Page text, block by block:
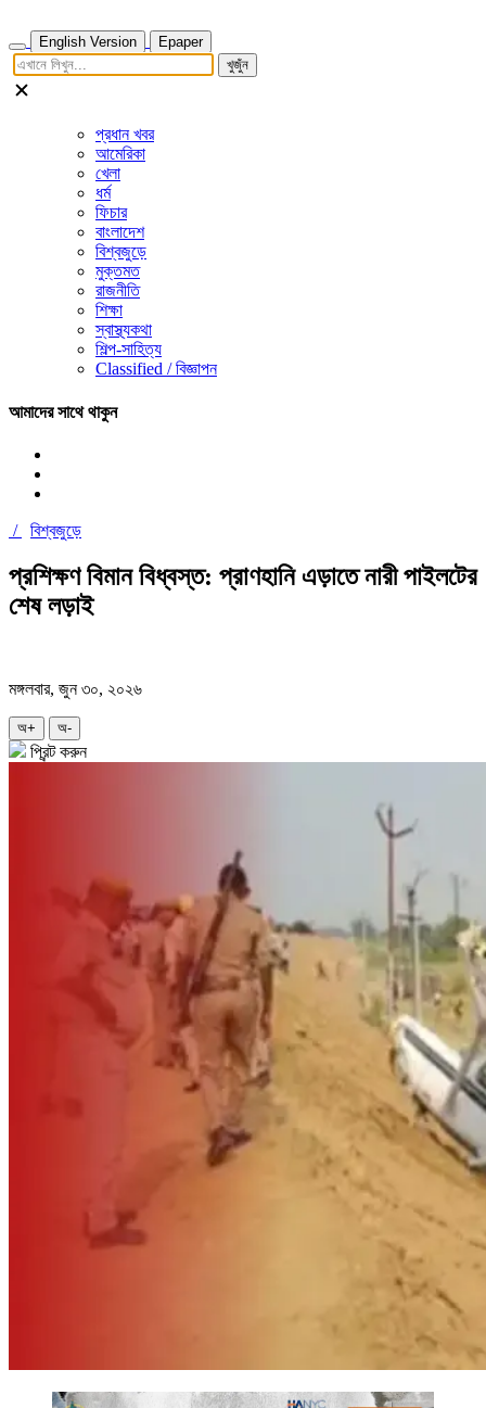
English Version
Epaper
খুজুঁন
প্রধান খবর
আমেরিকা
খেলা
ধর্ম
ফিচার
বাংলাদেশ
বিশ্বজুড়ে
মুক্তমত
রাজনীতি
শিক্ষা
স্বাস্থ্যকথা
শিল্প-সাহিত্য
Classified / বিজ্ঞাপন
আমাদের সাথে থাকুন
/ বিশ্বজুড়ে
প্রশিক্ষণ বিমান বিধ্বস্ত: প্রাণহানি এড়াতে নারী পাইলটের
শেষ লড়াই
মঙ্গলবার, জুন ৩০, ২০২৬
অ+ অ-
প্রিন্ট করুন